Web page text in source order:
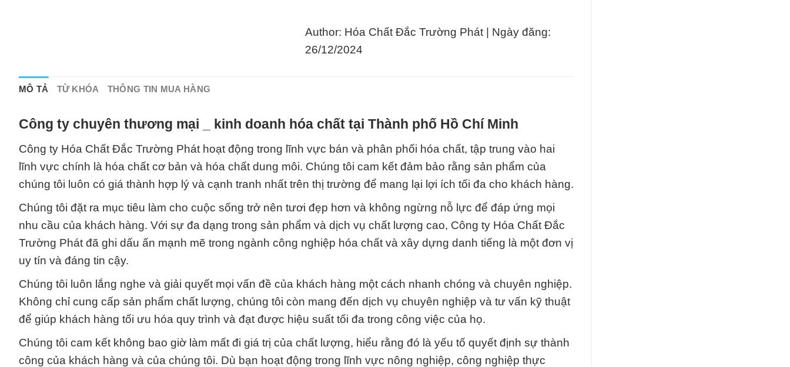
Author: Hóa Chất Đắc Trường Phát | Ngày đăng:
26/12/2024
MÔ TẢ TỪ KHÓA THÔNG TIN MUA HÀNG
Công ty chuyên thương mại _ kinh doanh hóa chất tại Thành phố Hồ Chí Minh
Công ty Hóa Chất Đắc Trường Phát hoạt động trong lĩnh vực bán và phân phối hóa chất, tập trung vào hai
lĩnh vực chính là hóa chất cơ bản và hóa chất dung môi. Chúng tôi cam kết đảm bảo rằng sản phẩm của
chúng tôi luôn có giá thành hợp lý và cạnh tranh nhất trên thị trường để mang lại lợi ích tối đa cho khách hàng.
Chúng tôi đặt ra mục tiêu làm cho cuộc sống trở nên tươi đẹp hơn và không ngừng nỗ lực để đáp ứng mọi
nhu cầu của khách hàng. Với sự đa dạng trong sản phẩm và dịch vụ chất lượng cao, Công ty Hóa Chất Đắc
Trường Phát đã ghi dấu ấn mạnh mẽ trong ngành công nghiệp hóa chất và xây dựng danh tiếng là một đơn vị
uy tín và đáng tin cậy.
Chúng tôi luôn lắng nghe và giải quyết mọi vấn đề của khách hàng một cách nhanh chóng và chuyên nghiệp.
Không chỉ cung cấp sản phẩm chất lượng, chúng tôi còn mang đến dịch vụ chuyên nghiệp và tư vấn kỹ thuật
để giúp khách hàng tối ưu hóa quy trình và đạt được hiệu suất tối đa trong công việc của họ.
Chúng tôi cam kết không bao giờ làm mất đi giá trị của chất lượng, hiểu rằng đó là yếu tố quyết định sự thành
công của khách hàng và của chúng tôi. Dù bạn hoạt động trong lĩnh vực nông nghiệp, công nghiệp thực